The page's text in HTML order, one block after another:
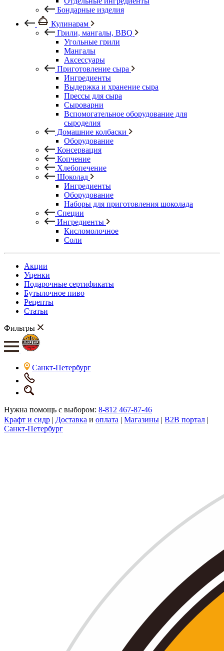
Бондарные изделия
Кулинарам
Грили, мангалы, BBQ
Угольные грили
Мангалы
Аксессуары
Приготовление сыра
Ингредиенты
Выдержка и хранение сыра
Прессы для сыра
Сыроварни
Вспомогательное оборудование для
сыроделия
Домашние колбаски
Оборудование
Консервация
Копчение
Хлебопечение
Шоколад
Ингредиенты
Оборудование
Наборы для приготовления шоколада
Специи
Ингредиенты
Кисломолочное
Соли
Акции
Уценки
Подарочные сертификаты
Бутылочное пиво
Рецепты
Статьи
Фильтры
Санкт-Петербург
Нужна помощь с выбором: 8-812 467-87-46
Крафт и сидр | Доставка и оплата | Магазины | B2B портал |
Санкт-Петербург